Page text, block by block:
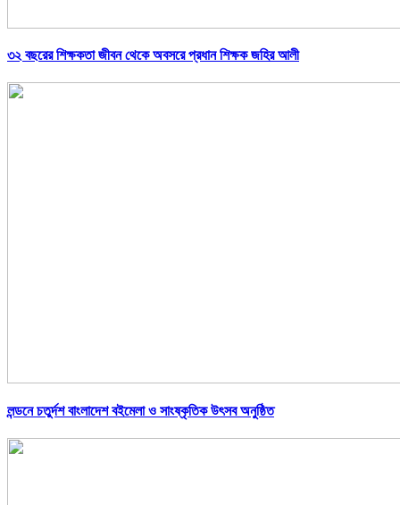
৩২ বছরের শিক্ষকতা জীবন থেকে অবসরে প্রধান শিক্ষক জহির আলী
লন্ডনে চতুর্দশ বাংলাদেশ বইমেলা ও সাংষ্কৃতিক উৎসব অনুষ্ঠিত